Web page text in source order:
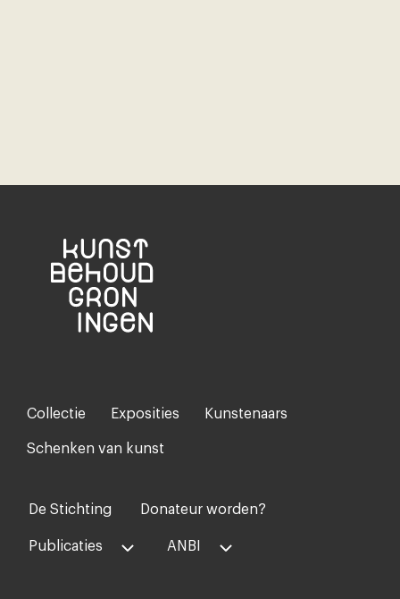
Footer-
menu
Collectie Exposities Kunstenaars
Schenken van kunst
Voet
midden
De Stichting Donateur worden?
Publicaties ANBI